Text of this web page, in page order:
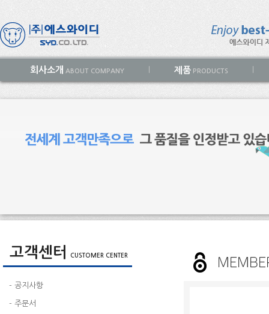
회사소개 ABOUT COMPANY 제품 PRODUCTS
고객센터 CUSTOMER CENTER
- 공지사항
- 주문서